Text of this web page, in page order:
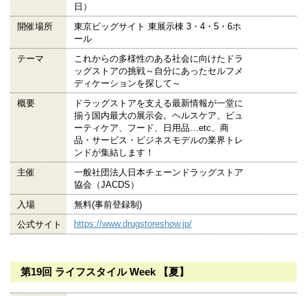
日）
開催場所
東京ビッグサイト 東展示棟 3・4・5・6ホ
ール
テーマ
これからの多様性のある社会に向けたドラ
ッグストアの挑戦～自分にあったセルフメ
ディケーションを探して～
概要
ドラッグストアを支える最新情報が一堂に
揃う国内最大の展示会。ヘルスケア、ビュ
ーティケア、フード、日用品…etc、商
品・サービス・ビジネスモデルの業界トレ
ンドが集結します！
主催
一般社団法人日本チェーンドラッグストア
協会（JACDS）
入場
無料(事前登録制)
公式サイト
https://www.drugstoreshow.jp/
第19回 ライフスタイル Week 【夏】